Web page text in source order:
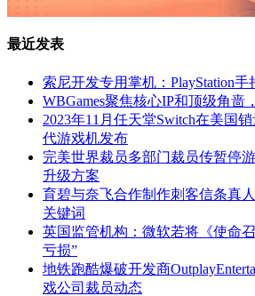
最近发表
索尼开发专用掌机：PlayStation
WBGames聚焦核心IP和顶级角啬
2023年11月任天堂Switch在美国
代游戏机发布
完美世界裁员多部门裁员传暂停
升级方案
育碧与奈飞合作制作刺客信条真
关键词
英国监管机构：微软若将《使命
亏损”
地铁跑酷爆破开发商
戏公司裁员动态